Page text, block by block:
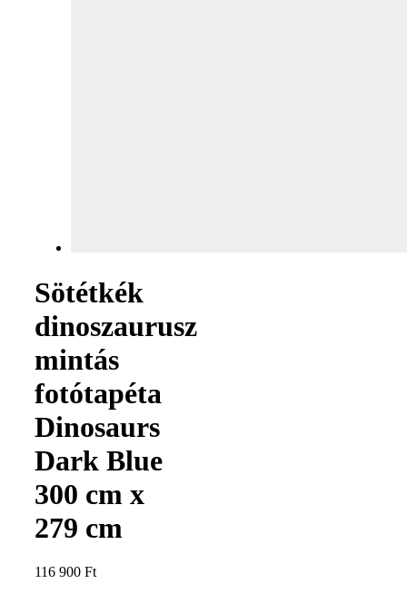
Sötétkék
dinoszaurusz
mintás
fotótapéta
Dinosaurs
Dark Blue
300 cm x
279 cm
116 900 Ft